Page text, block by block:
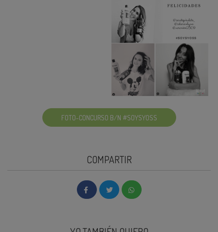
FOTO-CONCURSO B/N #SOYSYOSS
COMPARTIR